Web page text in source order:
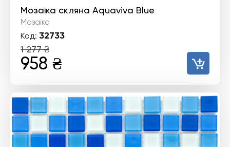
Мозаїка скляна Aquaviva Blue
Мозаїка
Код: 32733
1 277₴
Оригінальна
ціна:
1
277 ₴.
958 ₴
ціна:
958 ₴.